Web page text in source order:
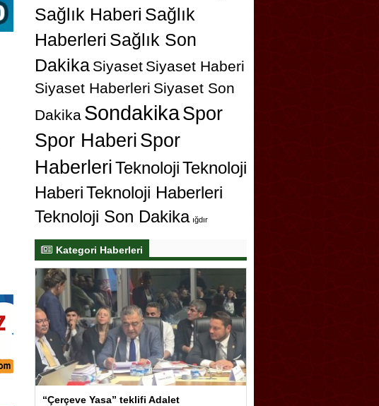
Sağlık Haberi Sağlık
Haberleri Sağlık Son
Dakika Siyaset Siyaset Haberi
Siyaset Haberleri Siyaset Son
Dakika SondakikaSpor
Spor Haberi Spor
HaberleriTeknolojiTeknoloji
HaberiTeknoloji Haberleri
Teknoloji Son Dakika ığdır
Kategori Haberleri
“Çerçeve Yasa” teklifi Adalet